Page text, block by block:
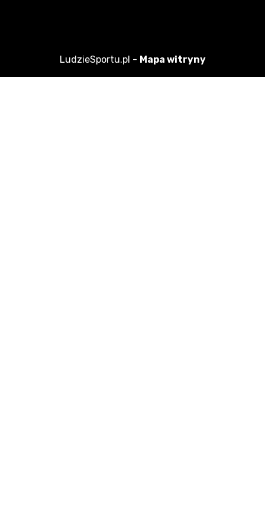
LudzieSportu.pl - Mapa witryny